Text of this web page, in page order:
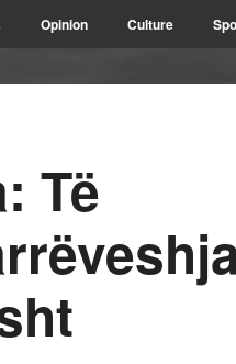
Opinion Culture
Të